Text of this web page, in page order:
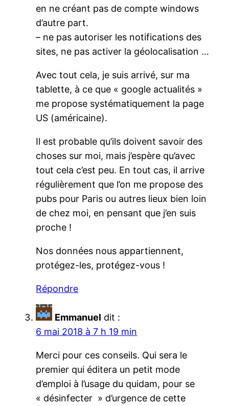
en ne créant pas de compte windows
d’autre part.
– ne pas autoriser les notifications des
sites, ne pas activer la géolocalisation …
Avec tout cela, je suis arrivé, sur ma
tablette, à ce que « google actualités »
me propose systématiquement la page
US (américaine).
Il est probable qu’ils doivent savoir des
choses sur moi, mais j’espère qu’avec
tout cela c’est peu. En tout cas, il arrive
régulièrement que l’on me propose des
pubs pour Paris ou autres lieux bien loin
de chez moi, en pensant que j’en suis
proche !
Nos données nous appartiennent,
protégez-les, protégez-vous !
Répondre
Emmanuel dit :
6 mai 2018 à 7 h 19 min
Merci pour ces conseils. Qui sera le
premier qui éditera un petit mode
d’emploi à l’usage du quidam, pour se
« désinfecter » d’urgence de cette